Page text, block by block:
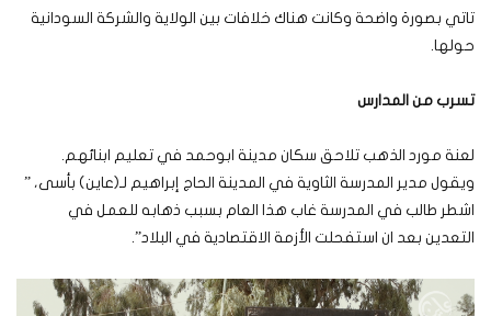
تاتي بصورة واضحة وكانت هناك خلافات بين الولاية والشركة السودانية
حولها.
تسرب من المدارس
لعنة مورد الذهب تلاحق سكان مدينة ابوحمد في تعليم ابنائهم.
ويقول مدير المدرسة الثاوية في المدينة الحاج إبراهيم لـ(عاين) بأسى، ”
اشطر طالب في المدرسة غاب هذا العام بسبب ذهابه للعمل في
التعدين بعد ان استفحلت الأزمة الاقتصادية في البلاد”.